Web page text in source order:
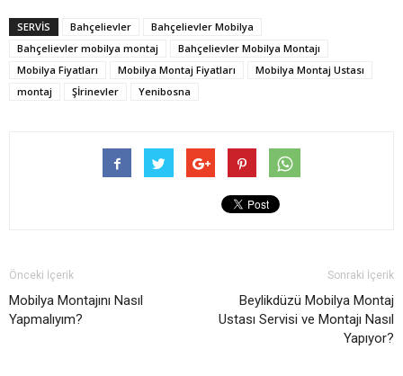
SERVIS Bahçelievler
Bahçelievler Mobilya
Bahçelievler mobilya montaj
Bahçelievler Mobilya Montajı
Mobilya Fiyatları
Mobilya Montaj Fiyatları
Mobilya Montaj Ustası
montaj
Şİrinevler Yenibosna
Önceki İçerik
Mobilya Montajını Nasıl
Yapmalıyım?
Sonraki İçerik
Beylikdüzü Mobilya Montaj
Ustası Servisi ve Montajı Nasıl
Yapıyor?